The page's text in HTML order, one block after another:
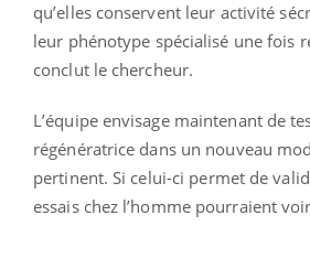
qu’elles conservent leur activité
leur phénotype spécialisé une fois
conclut le chercheur.
L’équipe envisage maintenant de
régénératrice dans un nouveau
pertinent. Si celui-ci permet de
essais chez l’homme pourraient